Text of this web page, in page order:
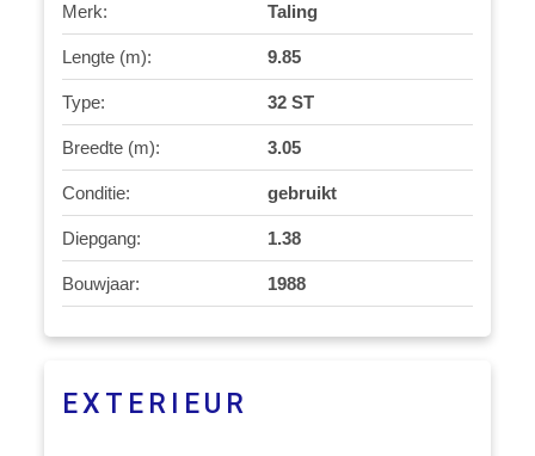
Merk: Taling
Lengte (m): 9.85
Type: 32 ST
Breedte (m): 3.05
Conditie: gebruikt
Diepgang: 1.38
Bouwjaar: 1988
EXTERIEUR